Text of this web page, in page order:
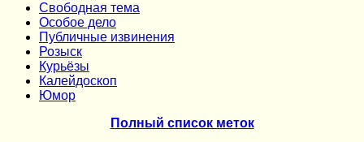
Cвободная тема
Особое дело
Публичные извинения
Розыск
Курьёзы
Калейдоскоп
Юмор
Полный список меток